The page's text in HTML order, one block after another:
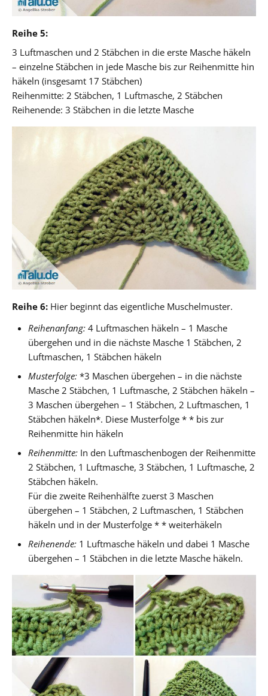
Reihe 5:
3 Luftmaschen und 2 Stäbchen in die erste Masche häkeln
– einzelne Stäbchen in jede Masche bis zur Reihenmitte hin
häkeln (insgesamt 17 Stäbchen)
Reihenmitte: 2 Stäbchen, 1 Luftmasche, 2 Stäbchen
Reihenende: 3 Stäbchen in die letzte Masche
Reihe 6: Hier beginnt das eigentliche Muschelmuster.
Reihenanfang: 4 Luftmaschen häkeln – 1 Masche
übergehen und in die nächste Masche 1 Stäbchen, 2
Luftmaschen, 1 Stäbchen häkeln
Musterfolge: *3 Maschen übergehen – in die nächste
Masche 2 Stäbchen, 1 Luftmasche, 2 Stäbchen häkeln –
3 Maschen übergehen – 1 Stäbchen, 2 Luftmaschen, 1
Stäbchen häkeln*. Diese Musterfolge * * bis zur
Reihenmitte hin häkeln
Reihenmitte: In den Luftmaschenbogen der Reihenmitte
2 Stäbchen, 1 Luftmasche, 3 Stäbchen, 1 Luftmasche, 2
Stäbchen häkeln.
Für die zweite Reihenhälfte zuerst 3 Maschen
übergehen – 1 Stäbchen, 2 Luftmaschen, 1 Stäbchen
häkeln und in der Musterfolge * * weiterhäkeln
Reihenende: 1 Luftmasche häkeln und dabei 1 Masche
übergehen – 1 Stäbchen in die letzte Masche häkeln.